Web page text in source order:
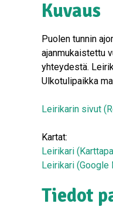
Kuvaus
Puolen tunnin
ajanmukaistettu
yhteydestä.
Ulkotulipaikka
Leirikarin sivut
Kartat:
Leirikari
Leirikari (Google
Tiedot